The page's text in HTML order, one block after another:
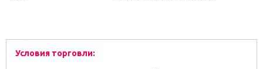
Условия торговли: